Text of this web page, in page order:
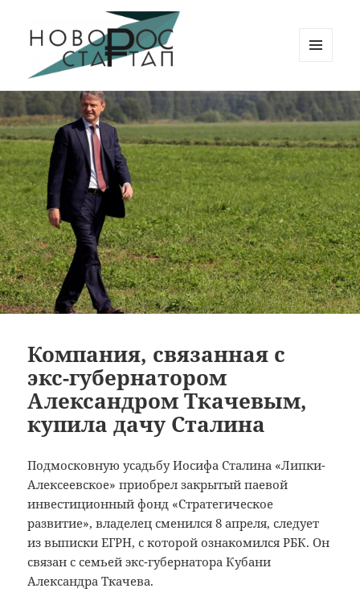
Новорос Стартап
ВИДЖЕТЫ
Компания, связанная с
экс-губернатором
Александром Ткачевым,
купила дачу Сталина
Подмосковную усадьбу Иосифа Сталина «Липки-
Алексеевское» приобрел закрытый паевой
инвестиционный фонд «Стратегическое
развитие», владелец сменился 8 апреля, следует
из выписки ЕГРН, с которой ознакомился РБК.Он
связан с семьей экс-губернатора Кубани
Александра Ткачева.